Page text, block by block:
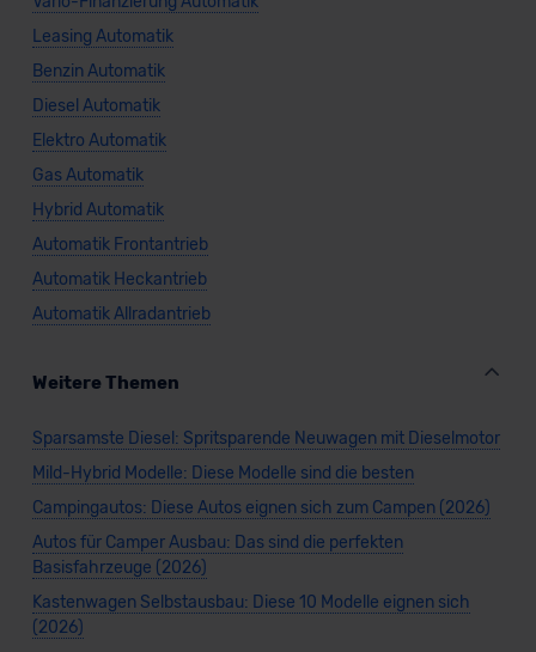
DSGVO) oder wenn Sie hierzu Ihre Einwilligung freiwillig
erteilen. Nähere Informationen zu den bestehenden
Datenschutzklauseln können Sie über den Kontakt zu
unserem Datenschutzbeauftragten unter
datenschutz@meinauto.de anfordern.
Datenschutzerklärung
Leasing Automatik
Benzin Automatik
Diesel Automatik
Elektro Automatik
Gas Automatik
Hybrid Automatik
Automatik Frontantrieb
Automatik Heckantrieb
Automatik Allradantrieb
Weitere Themen
Sparsamste Diesel: Spritsparende Neuwagen mit Dieselmotor
Mild-Hybrid Modelle: Diese Modelle sind die besten
Campingautos: Diese Autos eignen sich zum Campen (2026)
Autos für Camper Ausbau: Das sind die perfekten
Basisfahrzeuge (2026)
Kastenwagen Selbstausbau: Diese 10 Modelle eignen sich
(2026)